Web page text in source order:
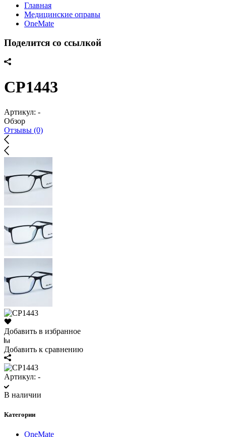
Главная
Медицинские оправы
OneMate
Поделится со ссылкой
CP1443
Артикул: -
Обзор
Отзывы (0)
Добавить в избранное
Добавить к сравнению
Артикул: -
В наличии
Категории
OneMate